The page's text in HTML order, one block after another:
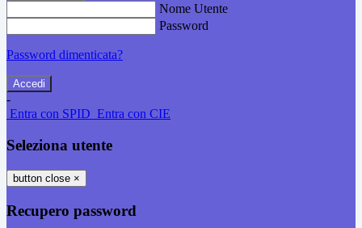
Nome Utente
Password
Password dimenticata?
-
Entra con SPID Entra con CIE
Seleziona utente
button close ×
Recupero password